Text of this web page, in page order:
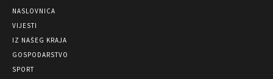
NASLOVNICA
VIJESTI
IZ NAŠEG KRAJA
GOSPODARSTVO
SPORT